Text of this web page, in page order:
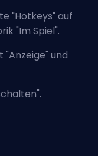
"Hotkeys" auf
"Im Spiel".
"Anzeige" und